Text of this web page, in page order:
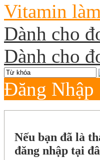
Vitamin
Dành cho
Dành cho
Đăng Nhập
Nếu bạn đã là
đăng nhập tại